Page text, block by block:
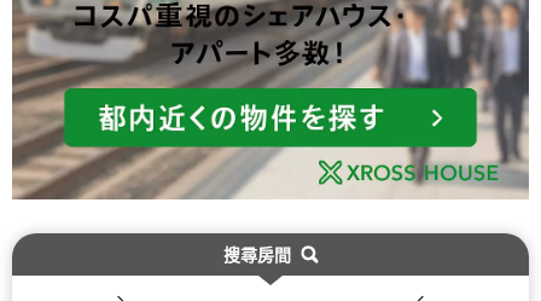
搜尋房間
僅供預定入住者與居民使用
03-6712-4344